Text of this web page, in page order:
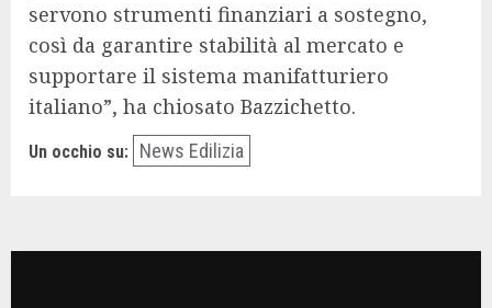
servono strumenti finanziari a sostegno,
così da garantire stabilità al mercato e
supportare il sistema manifatturiero
italiano”, ha chiosato Bazzichetto.
Un occhio su: News Edilizia